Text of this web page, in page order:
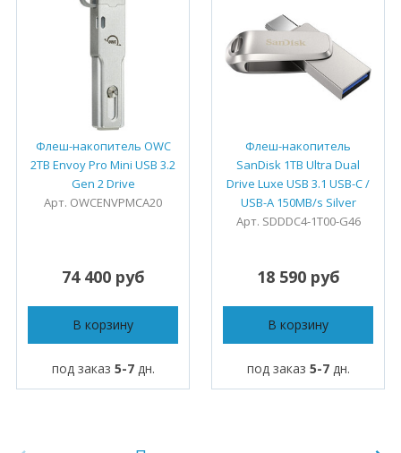
Флеш-накопитель OWC
2TB Envoy Pro Mini USB 3.2
Gen 2 Drive
Арт. OWCENVPMCA20
74 400 руб
В корзину
под заказ 5-7дн.
Флеш-накопитель
SanDisk 1TB Ultra Dual
Drive Luxe USB 3.1 USB-C /
USB-A 150MB/s Silver
Арт. SDDDC4-1T00-G46
18 590 руб
В корзину
под заказ 5-7дн.